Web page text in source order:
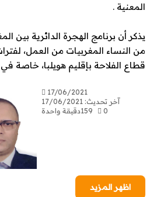
.
أن برنامج الهجرة الدائرية بين
النساء المغربيات من العمل،
الفلاحة بإقليم هويلبا، خاصة في
17/06/2021
آخر تحديث: 17/06/2021
159دقيقة واحدة
اظهر المزيد